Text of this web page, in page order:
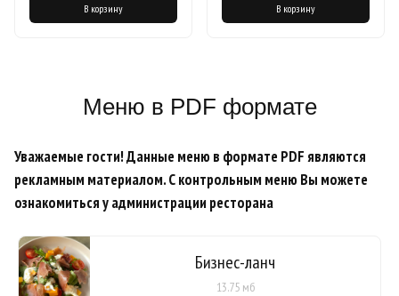
В корзину В корзину
Меню в PDF формате
Уважаемые гости! Данные меню в формате PDF являются
рекламным материалом. С контрольным меню Вы можете
ознакомиться у администрации ресторана
Бизнес-ланч
13.75 мб